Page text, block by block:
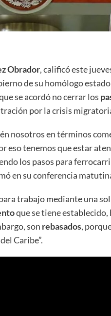
Obrador, calificó este
de su homólogo
se acordó no cerrar los
por la crisis
nosotros en términos
eso tenemos que estar
los pasos para
en su conferencia
trabajo mediante una
que se tiene
son rebasados,
Caribe”.